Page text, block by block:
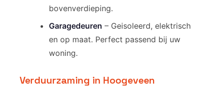
bovenverdieping.
Garagedeuren – Geisoleerd, elektrisch
en op maat. Perfect passend bij uw
woning.
Verduurzaming in Hoogeveen